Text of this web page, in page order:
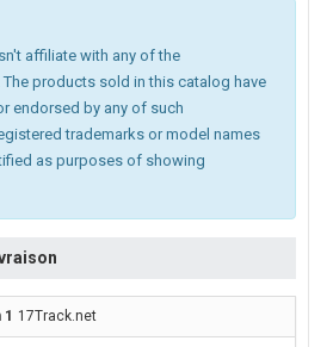
affiliate with any of the
products sold in this catalog have
endorsed by any of such
trademarks or model names
as purposes of showing
17Track.net